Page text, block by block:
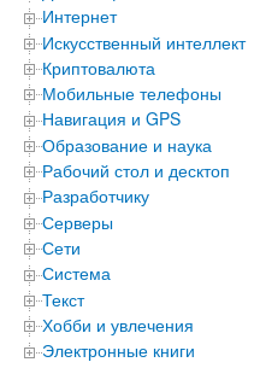
Интернет
Искусственный интеллект
Криптовалюта
Мобильные телефоны
Навигация и GPS
Образование и наука
Рабочий стол и десктоп
Разработчику
Серверы
Сети
Система
Текст
Хобби и увлечения
Электронные книги